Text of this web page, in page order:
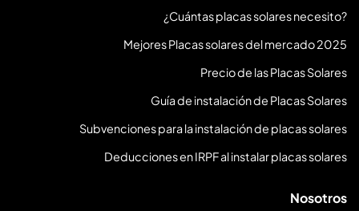
¿Cuántas placas solares necesito?
Mejores Placas solares del mercado 2025
Precio de las Placas Solares
Guía de instalación de Placas Solares
Subvenciones para la instalación de placas solares
Deducciones en IRPF al instalar placas solares
Nosotros